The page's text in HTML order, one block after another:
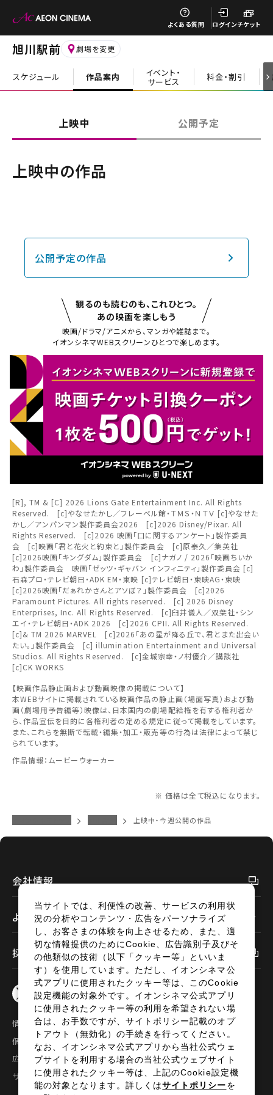
よくある質問 ログインチケット
閉じる
チケット購入
チケットの購入は下記リンクより、ご覧になりたい作品を選
択しご購入ください。
上映スケジュールを確認する
その他の劇場を選ぶ
無料のワタシアターライト会員もあります。
予約を確認・変更する
チケットの予約状況の確認及び予約を変更したい場合は、
下記リンクよりご確認ください。
予約を確認する
予約を変更する
閉じる
旭川駅前 劇場を変更
スケジュール 作品案内 イベント・
サービス 料金・割引
閉じる
都道府県から選ぶ
北海道
東北
関東
北越
中部
近畿
中国・四国
九州
上映中 公開予定
上映中の作品
公開予定の作品
観るのも読むのも、これひとつ。
あの映画を楽しもう
映画/ドラマ/アニメから、マンガや雑誌まで。
イオンシネマWEBスクリーンひとつで楽しめます。
[R], TM & [C] 2026 Lions Gate Entertainment Inc. All Rights
Reserved. [c]やなせたかし／フレーベル館・ＴＭＳ・ＮＴＶ [c]やなせた
かし／アンパンマン製作委員会2026 [c]2026 Disney/Pixar. All
Rights Reserved. [c]2026 映画「口に関するアンケート」製作委員
会 [c]映画「君と花火と約束と」製作委員会 [c]原泰久／集英社
[c]2026映画「キングダム」製作委員会 [c]ナガノ / 2026「映画ちいか
わ」製作委員会 映画「ゼッツ・ギャバン インフィニティ」製作委員会 [c]
石森プロ・テレビ朝日・ADK EM・東映 [c]テレビ朝日・東映AG・東映
[c]2026映画「だぁれかさんとアソぼ？」製作委員会 [c]2026
Paramount Pictures. All rights reserved. [c] 2026 Disney
Enterprises, Inc. All Rights Reserved. [c]臼井儀人／双葉社・シン
エイ・テレビ朝日・ADK 2026 [c]2026 CPII. All Rights Reserved.
[c]& TM 2026 MARVEL [c]2026「あの星が降る丘で、君とまた出会い
たい。」製作委員会 [c] illumination Entertainment and Universal
Studios. All Rights Reserved. [c]金城宗幸・ノ村優介／講談社
[c]CK WORKS
【映画作品静止画および動画映像の掲載について】
本WEBサイトに掲載されている映画作品の静止画（場面写真）および動
画（劇場用予告編等）映像は、日本国内の劇場配給権を有する権利者か
ら、作品宣伝を目的に各権利者の定める規定に従って掲載をしています。
また、これらを無断で転載・編集・加工・販売等の行為は法律によって禁じ
られています。
作品情報：ムービーウォーカー
※ 価格は全て税込になります。
上映中・今週公開の作品
会社情報
よくあるご質問
採用情報
情報セキュリティ
サイトポリシー
個人情報の取扱い
お問い合わせ
広告掲載
特定商取引法に基づく表示
サイトマップ
閉じる
閉じる
閉じる
劇場を変更しますか？
劇場を変更すると、STEP2以降で選択いただいた情報は解除
されます。
変更しないで続ける 変更する
閉じる
上映日を変更しますか？
上映日を変更すると、STEP3以降で選択いただいた情報は解
除されます。
変更しないで続ける 変更する
みたい機能のご利用には
ワタシアター会員へのご登録が必要です。
ワタシアター会員へのログイン・ご登録はこちら
閉じる
当サイトでは、利便性の改善、サービスの利用状
況の分析やコンテンツ・広告をパーソナライズ
し、お客さまの体験を向上させるため、また、適
切な情報提供のためにCookie、広告識別子及びそ
の他類似の技術（以下「クッキー等」といいま
す）を使用しています。ただし、イオンシネマ公
式アプリに使用されたクッキー等は、このCookie
設定機能の対象外です。イオンシネマ公式アプリ
に使用されたクッキー等の利用を希望されない場
合は、お手数ですが、サイトポリシー記載のオプ
トアウト（無効化）の手続きを行ってください。
なお、イオンシネマ公式アプリから当社公式ウェ
ブサイトを利用する場合の当社公式ウェブサイト
に使用されたクッキー等は、上記のCookie設定機
能の対象となります。詳しくはサイトポリシーを